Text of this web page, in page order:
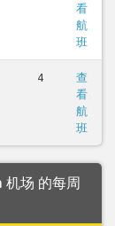
看
航
班
4
查
看
航
班
机场 的每周